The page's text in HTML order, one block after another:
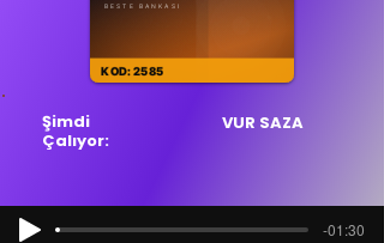
Şimdi
Çalıyor:
VUR SAZA
-01:30